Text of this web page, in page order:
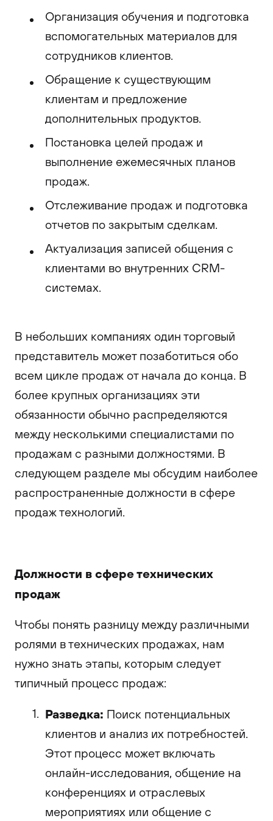
Организация обучения и подготовка
вспомогательных материалов для
сотрудников клиентов.
Обращение к существующим
клиентам и предложение
дополнительных продуктов.
Постановка целей продаж и
выполнение ежемесячных планов
продаж.
Отслеживание продаж и подготовка
отчетов по закрытым сделкам.
Актуализация записей общения с
клиентами во внутренних CRM-
системах.
В небольших компаниях один торговый
представитель может позаботиться обо
всем цикле продаж от начала до конца. В
более крупных организациях эти
обязанности обычно распределяются
между несколькими специалистами по
продажам с разными должностями. В
следующем разделе мы обсудим наиболее
распространенные должности в сфере
продаж технологий.
Должности в сфере технических
продаж
Чтобы понять разницу между различными
ролями в технических продажах, нам
нужно знать этапы, которым следует
типичный процесс продаж:
Разведка: Поиск потенциальных
клиентов и анализ их потребностей.
Этот процесс может включать
онлайн-исследования, общение на
конференциях и отраслевых
мероприятиях или общение с